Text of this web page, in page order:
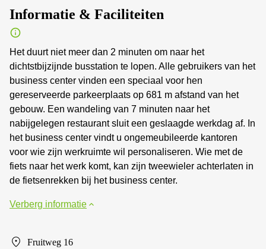
Informatie & Faciliteiten
Het duurt niet meer dan 2 minuten om naar het
dichtstbijzijnde busstation te lopen. Alle gebruikers van het
business center vinden een speciaal voor hen
gereserveerde parkeerplaats op 681 m afstand van het
gebouw. Een wandeling van 7 minuten naar het
nabijgelegen restaurant sluit een geslaagde werkdag af. In
het business center vindt u ongemeubileerde kantoren
voor wie zijn werkruimte wil personaliseren. Wie met de
fiets naar het werk komt, kan zijn tweewieler achterlaten in
de fietsenrekken bij het business center.
Verberg informatie
Fruitweg 16